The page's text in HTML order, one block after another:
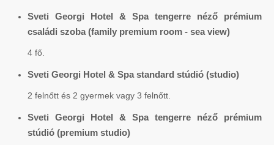
Sveti Georgi Hotel & Spa tengerre néző prémium
családi szoba (family premium room - sea view)
4 fő.
Sveti Georgi Hotel & Spa standard stúdió (studio)
2 felnőtt és 2 gyermek vagy 3 felnőtt.
Sveti Georgi Hotel & Spa tengerre néző prémium
stúdió (premium studio)